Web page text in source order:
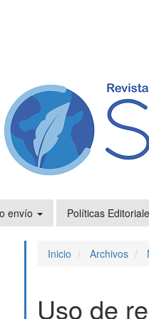
envío Políticas
Inicio Archivos
Uso de